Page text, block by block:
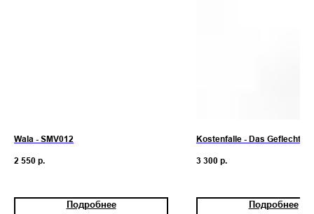
Wala - SMV012
2 550 р.
Подробнее
Kostenfalle - Das Geflecht
3 300 р.
Подробнее